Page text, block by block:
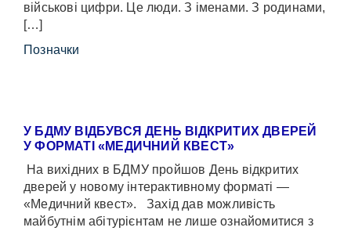
військові цифри. Це люди. З іменами. З родинами,
[…]
Позначки
У БДМУ ВІДБУВСЯ ДЕНЬ ВІДКРИТИХ ДВЕРЕЙ
У ФОРМАТІ «МЕДИЧНИЙ КВЕСТ»
На вихідних в БДМУ пройшов День відкритих
дверей у новому інтерактивному форматі —
«Медичний квест». Захід дав можливість
майбутнім абітурієнтам не лише ознайомитися з